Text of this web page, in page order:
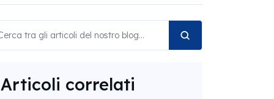
Articoli correlati